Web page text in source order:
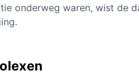
onderweg waren, wist de